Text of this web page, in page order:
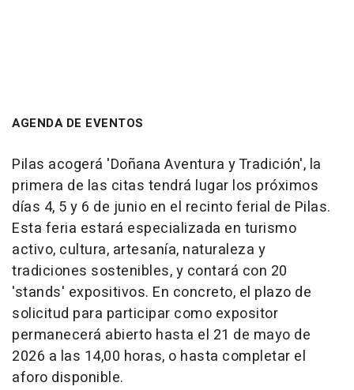
AGENDA DE EVENTOS
Pilas acogerá 'Doñana Aventura y Tradición', la
primera de las citas tendrá lugar los próximos
días 4, 5 y 6 de junio en el recinto ferial de Pilas.
Esta feria estará especializada en turismo
activo, cultura, artesanía, naturaleza y
tradiciones sostenibles, y contará con 20
'stands' expositivos. En concreto, el plazo de
solicitud para participar como expositor
permanecerá abierto hasta el 21 de mayo de
2026 a las 14,00 horas, o hasta completar el
aforo disponible.